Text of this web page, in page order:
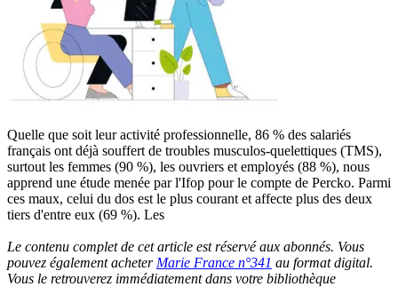
Quelle que soit leur activité professionnelle, 86 % des salariés
français ont déjà souffert de troubles musculos-quelettiques (TMS),
surtout les femmes (90 %), les ouvriers et employés (88 %), nous
apprend une étude menée par l'Ifop pour le compte de Percko. Parmi
ces maux, celui du dos est le plus courant et affecte plus des deux
tiers d'entre eux (69 %). Les
Le contenu complet de cet article est réservé aux abonnés. Vous
pouvez également acheter Marie France n°341 au format digital.
Vous le retrouverez immédiatement dans votre bibliothèque